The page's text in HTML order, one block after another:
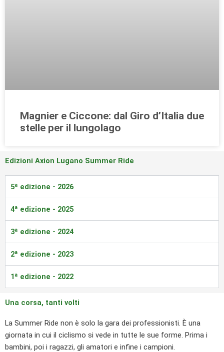
Magnier e Ciccone: dal Giro d’Italia due
stelle per il lungolago
Edizioni Axion Lugano Summer Ride
5ª edizione - 2026
4ª edizione - 2025
3ª edizione - 2024
2ª edizione - 2023
1ª edizione - 2022
Una corsa, tanti volti
La Summer Ride non è solo la gara dei professionisti. È una
giornata in cui il ciclismo si vede in tutte le sue forme. Prima i
bambini, poi i ragazzi, gli amatori e infine i campioni.